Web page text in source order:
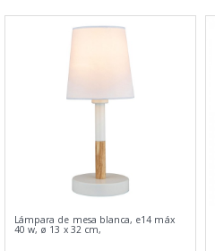
Lámpara de mesa blanca, e14 máx
40 w, ø 13 x 32 cm,